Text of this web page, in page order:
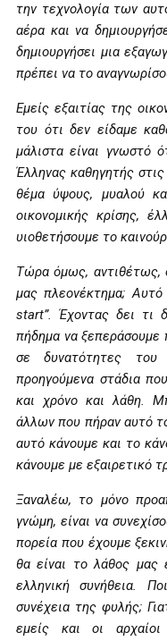
την τεχνολογία των
αέρα και να
δημιουργήσει μια
πρέπει να το
Εμείς εξαιτίας της
του ότι δεν είδαμε
μάλιστα είναι γνωστό
Έλληνας καθηγητής
θέμα ύψους, μυαλού
οικονομικής κρίσης,
υιοθετήσουμε το
Τώρα όμως, αντιθέτως,
μας πλεονέκτημα;
start”. Έχοντας δει τι
πήδημα να ξεπεράσουμε
σε δυνατότητες
προηγούμενα στάδια
και χρόνο και λάθη.
άλλων που πήραν αυτό
αυτό κάνουμε και το
κάνουμε με εξαιρετικό
Ξαναλέω, το μόνο
γνώμη, είναι να
πορεία που έχουμε
θα είναι το λάθος μας
ελληνική συνήθεια.
συνέχεια της φυλής;
εμείς και οι